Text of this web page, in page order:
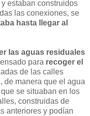
estaban construidos
las conexiones, se
hasta llegar al
las aguas residuales
para recoger el
de las calles
de manera que el agua
se situaban en los
construidas de
anteriores y podían